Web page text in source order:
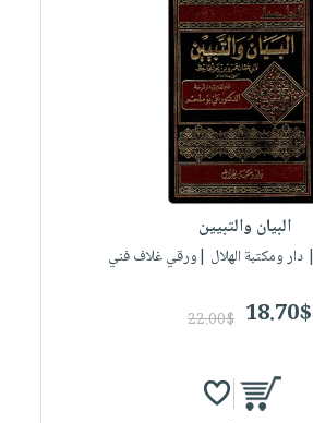
البيان والتبيين
| دار ومكتبة الهلال |ورقي غلاف فني
18.70$
22.00$